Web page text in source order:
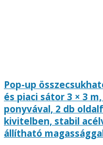
Pop-up
és piaci sátor 3 × 3
ponyvával, 2 db
kivitelben, stabil
állítható